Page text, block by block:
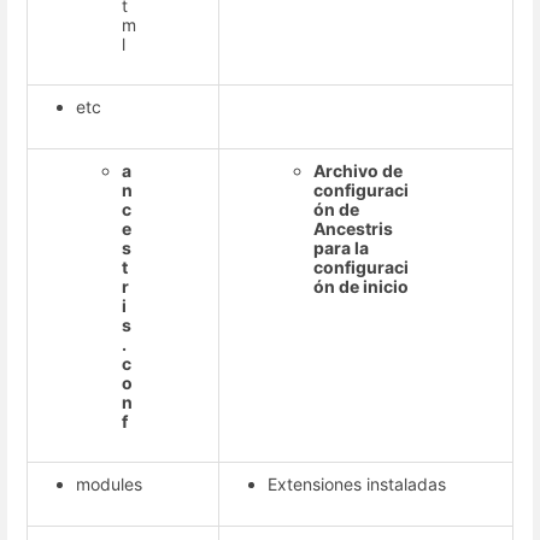
t
m
l
etc
a
n
c
e
s
t
r
i
s
.
c
o
n
f
Archivo de
configuraci
ón de
Ancestris
para la
configuraci
ón de inicio
modules Extensiones instaladas